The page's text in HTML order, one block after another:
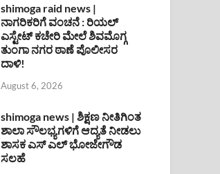
shimoga raid news |
ನಾಗರಿಕರಿಗೆ ವಂಚನೆ : ರಿಯಲ್
ಎಸ್ಟೇಟ್ ಕಚೇರಿ ಮೇಲೆ ಶಿವಮೊಗ್ಗ
ತುಂಗಾ ನಗರ ಠಾಣೆ ಪೊಲೀಸರ
ದಾಳಿ!
August 6, 2026
shimoga news | ಶಿಕ್ಷಣ ನೀತಿಗಿಂತ
ಶಾಲಾ ಸೌಲಭ್ಯಗಳಿಗೆ ಆದ್ಯತೆ ನೀಡಲು
ಶಾಸಕ ಎಸ್ ಎಲ್ ಭೋಜೇಗೌಡ
ಸಲಹೆ